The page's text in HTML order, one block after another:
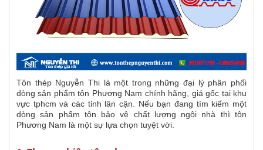
Tôn thép Nguyễn Thi là một trong những đại lý phân phối
dòng sản phẩm tôn Phương Nam chính hãng, giá gốc tại khu
vực tphcm và các tỉnh lân cận. Nếu bạn đang tìm kiếm một
dòng sản phẩm tôn bảo vệ chất lượng ngôi nhà thì tôn
Phương Nam là một sự lựa chọn tuyệt vời.